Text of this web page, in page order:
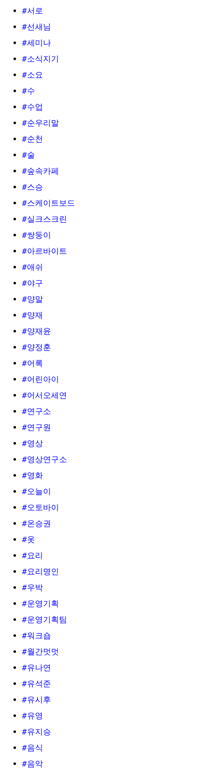
#서로
#선새님
#세미나
#소식지기
#소요
#수
#수업
#순우리말
#순천
#술
#숲속카페
#스승
#스케이트보드
#실크스크린
#쌍둥이
#아르바이트
#애쉬
#야구
#양말
#양재
#양재윤
#양정훈
#어록
#어린아이
#어서오세연
#연구소
#연구원
#영상
#영상연구소
#영화
#오늘이
#오토바이
#온승권
#옷
#요리
#요리명인
#우박
#운영기획
#운영기획팀
#워크숍
#월간멋멋
#유나연
#유석준
#유시후
#유영
#유지승
#음식
#음악